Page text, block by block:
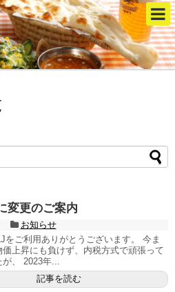
変更のご案内
お知らせ
をご利用ありがとうございます。 今ま
上昇にも負けず、内税方式で頑張って
が、 2023年...
記事を読む